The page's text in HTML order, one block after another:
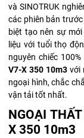
và SINOTRUK
các phiên bản
biệt tạo nên sự
liệu với tuổi thọ
nguyên chiếc
V7-X 350 10m3với
ngoại hình, chắc
vận tải tốt nhất.
NGOẠI
X 350 10m3